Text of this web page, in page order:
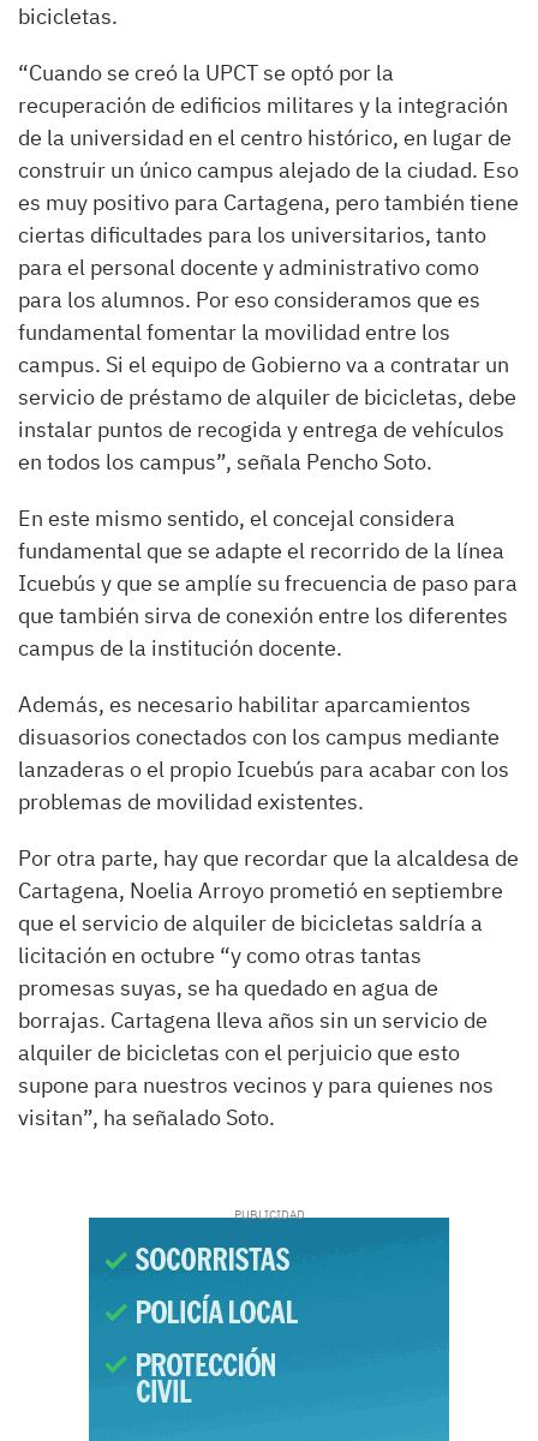
bicicletas.
“Cuando se creó la UPCT se optó por la
recuperación de edificios militares y la integración
de la universidad en el centro histórico, en lugar de
construir un único campus alejado de la ciudad. Eso
es muy positivo para Cartagena, pero también tiene
ciertas dificultades para los universitarios, tanto
para el personal docente y administrativo como
para los alumnos. Por eso consideramos que es
fundamental fomentar la movilidad entre los
campus. Si el equipo de Gobierno va a contratar un
servicio de préstamo de alquiler de bicicletas, debe
instalar puntos de recogida y entrega de vehículos
en todos los campus”, señala Pencho Soto.
En este mismo sentido, el concejal considera
fundamental que se adapte el recorrido de la línea
Icuebús y que se amplíe su frecuencia de paso para
que también sirva de conexión entre los diferentes
campus de la institución docente.
Además, es necesario habilitar aparcamientos
disuasorios conectados con los campus mediante
lanzaderas o el propio Icuebús para acabar con los
problemas de movilidad existentes.
Por otra parte, hay que recordar que la alcaldesa de
Cartagena, Noelia Arroyo prometió en septiembre
que el servicio de alquiler de bicicletas saldría a
licitación en octubre “y como otras tantas
promesas suyas, se ha quedado en agua de
borrajas. Cartagena lleva años sin un servicio de
alquiler de bicicletas con el perjuicio que esto
supone para nuestros vecinos y para quienes nos
visitan”, ha señalado Soto.